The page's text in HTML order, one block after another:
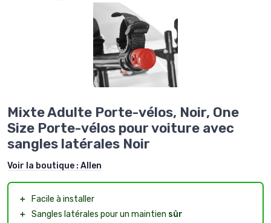
Mixte Adulte Porte-vélos, Noir, One
Size Porte-vélos pour voiture avec
sangles latérales Noir
Voir la boutique : Allen
＋
Facile à installer
＋ Sangles latérales pour un maintien sûr